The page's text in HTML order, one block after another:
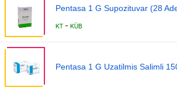
Pentasa 1 G Supozituvar (28
KT - KÜB
Pentasa 1 G Uzatilmis Salimli